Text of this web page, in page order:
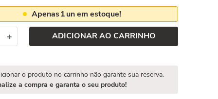
Apenas1un em estoque!
＋ ADICIONAR AO CARRINHO
o produto no carrinho não garante sua reserva.
a compra e garanta o seu produto!